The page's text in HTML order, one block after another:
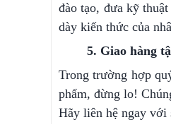
đào tạo, đưa kỹ
dày kiến thức của
5. Giao hàng
Trong trường hợp
phẩm, đừng lo!
Hãy liên hệ ngay với